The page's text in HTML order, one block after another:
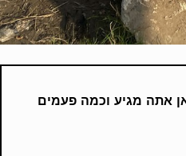
אתה מגיע וכמה פעמים